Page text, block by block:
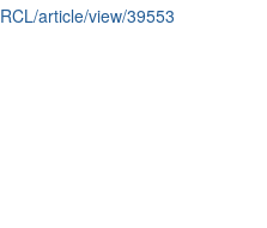
article/view/39553